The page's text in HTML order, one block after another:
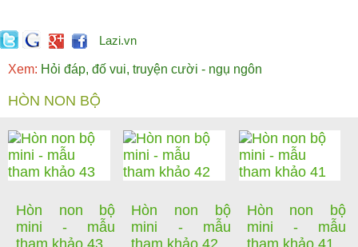
Lazi.vn
Xem: Hỏi đáp, đố vui, truyện cười - ngụ ngôn
HÒN NON BỘ
Hòn non bộ
mini - mẫu
Hòn non bộ
mini - mẫu
Hòn non bộ
mini - mẫu